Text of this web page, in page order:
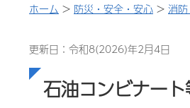
ホーム > 防災・安全・安心 > 消
更新日：令和8(2026)年2月4日
石油コンビナー